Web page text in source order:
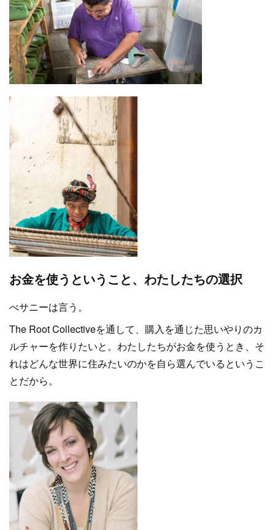
お金を使うということ、わたしたちの選択
べサニーは言う。
The Root Collectiveを通して、購入を通じた思いやりのカ
ルチャーを作りたいと。わたしたちがお金を使うとき、そ
れはどんな世界に住みたいのかを自ら選んでいるというこ
とだから。